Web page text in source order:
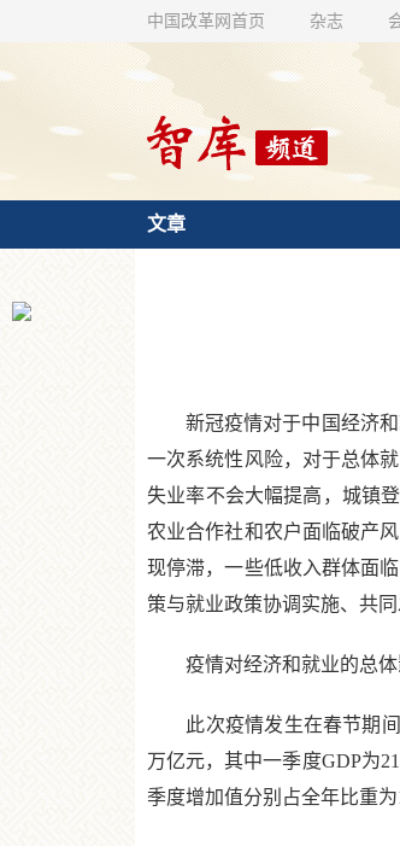
中国改革网首页 杂志
文章
新冠疫情对于中国经济和
一次系统性风险，对于总体
失业率不会大幅提高，城镇
农业合作社和农户面临破产
现停滞，一些低收入群体面
策与就业政策协调实施、共
疫情对经济和就业的总体
此次疫情发生在春节期间,
万亿元，其中一季度GDP为
季度增加值分别占全年比重为